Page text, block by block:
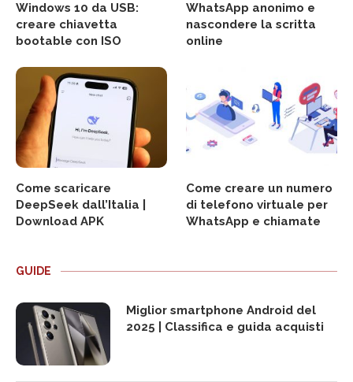
Windows 10 da USB:
creare chiavetta
bootable con ISO
WhatsApp anonimo e
nascondere la scritta
online
Come scaricare
DeepSeek dall’Italia |
Download APK
Come creare un numero
di telefono virtuale per
WhatsApp e chiamate
GUIDE
Miglior smartphone Android del
2025 | Classifica e guida acquisti